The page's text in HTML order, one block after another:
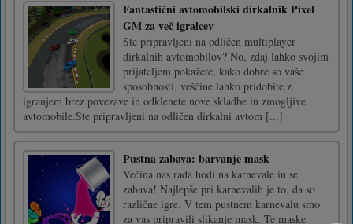
Fantastični avtomobilski dirkalnik Pixel
GM za več igralcev
Ste pripravljeni na odličen multiplayer
dirkalnih avtomobilov? No, zdaj lahko svojim
prijateljem pokažete, kako dobre so vaše
sposobnosti, veščine lahko pridobite z
igranjem brez povezave in odklenete nove skladbe in zmogljive
avtomobile.Ste pripravljeni na odličen dirkalni avtom [...]
Pustna zabava: barvanje mask
Večina nas rada hodi na karnevale in se
zabava! Najlepše pri karnevalih je to, da so
različne igre. V tem pustnem karnevalu smo
za vas pripravili slikanje mask. Te maske